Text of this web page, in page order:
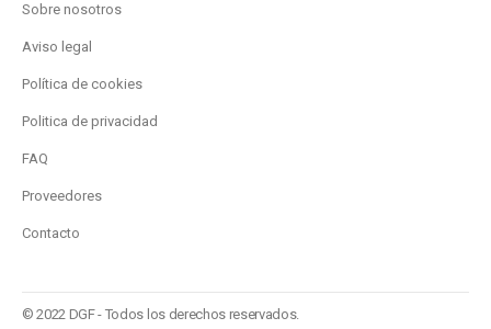
Sobre nosotros
Aviso legal
Política de cookies
Politica de privacidad
FAQ
Proveedores
Contacto
© 2022 DGF - Todos los derechos reservados.